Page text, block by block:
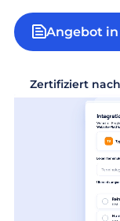
Angebot
Zertifiziert nach